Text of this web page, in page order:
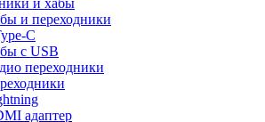
и хабы
и переходники
C
с USB
переходники
адаптер